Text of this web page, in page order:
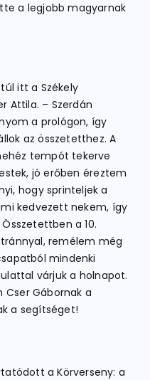
a legjobb magyarnak
itt a Székely
Attila. – Szerdán
a prológon, így
az összetetthez. A
tempót tekerve
jó erőben éreztem
hogy sprinteljek a
kedvezett nekem, így
a 10.
remélem még
mindenki
várjuk a holnapot.
Cser Gábornak a
a segítséget!
a Körverseny: a